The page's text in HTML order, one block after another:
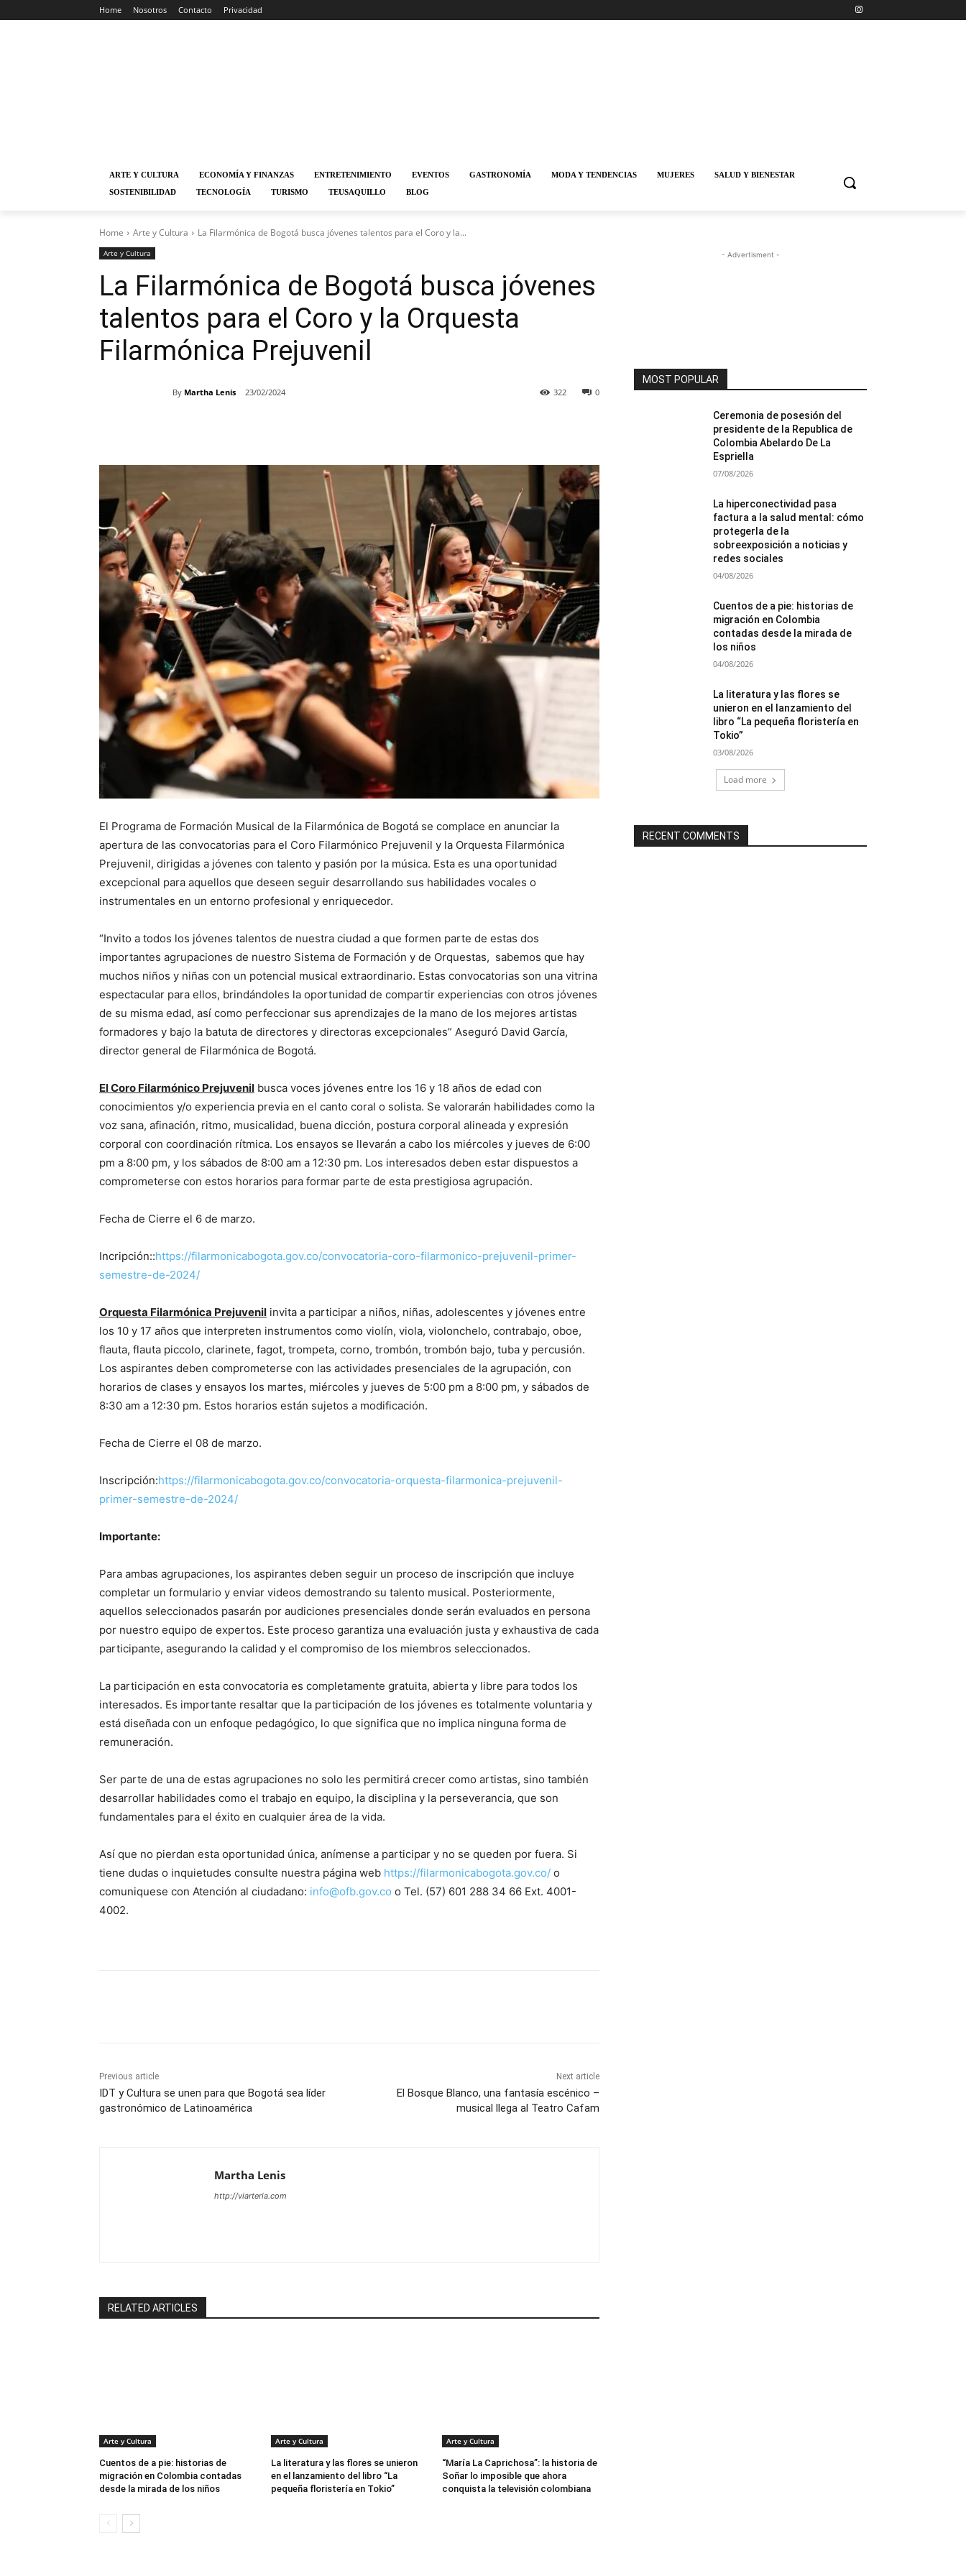
Home Nosotros Contacto Privacidad
ARTE Y CULTURA ECONOMÍA Y FINANZAS ENTRETENIMIENTO EVENTOS GASTRONOMÍA MODA Y TENDENCIAS MUJERES
SALUD Y BIENESTAR
SOSTENIBILIDAD
TECNOLOGÍA TURISMO TEUSAQUILLO BLOG
Home Arte y Cultura La Filarmónica de Bogotá busca jóvenes talentos para el Coro y la...
Arte y Cultura
La Filarmónica de Bogotá busca jóvenes
talentos para el Coro y la Orquesta
Filarmónica Prejuvenil
By Martha Lenis 23/02/2024 0
322
El Programa de Formación Musical de la Filarmónica de Bogotá se complace en anunciar la
apertura de las convocatorias para el Coro Filarmónico Prejuvenil y la Orquesta Filarmónica
Prejuvenil, dirigidas a jóvenes con talento y pasión por la música. Esta es una oportunidad
excepcional para aquellos que deseen seguir desarrollando sus habilidades vocales o
instrumentales en un entorno profesional y enriquecedor.
“Invito a todos los jóvenes talentos de nuestra ciudad a que formen parte de estas dos
importantes agrupaciones de nuestro Sistema de Formación y de Orquestas, sabemos que hay
muchos niños y niñas con un potencial musical extraordinario. Estas convocatorias son una vitrina
espectacular para ellos, brindándoles la oportunidad de compartir experiencias con otros jóvenes
de su misma edad, así como perfeccionar sus aprendizajes de la mano de los mejores artistas
formadores y bajo la batuta de directores y directoras excepcionales” Aseguró David García,
director general de Filarmónica de Bogotá.
El Coro Filarmónico Prejuvenil busca voces jóvenes entre los 16 y 18 años de edad con
conocimientos y/o experiencia previa en el canto coral o solista. Se valorarán habilidades como la
voz sana, afinación, ritmo, musicalidad, buena dicción, postura corporal alineada y expresión
corporal con coordinación rítmica. Los ensayos se llevarán a cabo los miércoles y jueves de 6:00
pm a 8:00 pm, y los sábados de 8:00 am a 12:30 pm. Los interesados deben estar dispuestos a
comprometerse con estos horarios para formar parte de esta prestigiosa agrupación.
Fecha de Cierre el 6 de marzo.
Incripción::https://filarmonicabogota.gov.co/convocatoria-coro-filarmonico-prejuvenil-primer-
semestre-de-2024/
Orquesta Filarmónica Prejuvenil invita a participar a niños, niñas, adolescentes y jóvenes entre
los 10 y 17 años que interpreten instrumentos como violín, viola, violonchelo, contrabajo, oboe,
flauta, flauta piccolo, clarinete, fagot, trompeta, corno, trombón, trombón bajo, tuba y percusión.
Los aspirantes deben comprometerse con las actividades presenciales de la agrupación, con
horarios de clases y ensayos los martes, miércoles y jueves de 5:00 pm a 8:00 pm, y sábados de
8:30 am a 12:30 pm. Estos horarios están sujetos a modificación.
Fecha de Cierre el 08 de marzo.
Inscripción:https://filarmonicabogota.gov.co/convocatoria-orquesta-filarmonica-prejuvenil-
primer-semestre-de-2024/
Importante:
Para ambas agrupaciones, los aspirantes deben seguir un proceso de inscripción que incluye
completar un formulario y enviar videos demostrando su talento musical. Posteriormente,
aquellos seleccionados pasarán por audiciones presenciales donde serán evaluados en persona
por nuestro equipo de expertos. Este proceso garantiza una evaluación justa y exhaustiva de cada
participante, asegurando la calidad y el compromiso de los miembros seleccionados.
La participación en esta convocatoria es completamente gratuita, abierta y libre para todos los
interesados. Es importante resaltar que la participación de los jóvenes es totalmente voluntaria y
está diseñada con un enfoque pedagógico, lo que significa que no implica ninguna forma de
remuneración.
Ser parte de una de estas agrupaciones no solo les permitirá crecer como artistas, sino también
desarrollar habilidades como el trabajo en equipo, la disciplina y la perseverancia, que son
fundamentales para el éxito en cualquier área de la vida.
Así que no pierdan esta oportunidad única, anímense a participar y no se queden por fuera. Si
tiene dudas o inquietudes consulte nuestra página web https://filarmonicabogota.gov.co/ o
comuniquese con Atención al ciudadano: info@ofb.gov.co o Tel. (57) 601 288 34 66 Ext. 4001-
4002.
Previous article
IDT y Cultura se unen para que Bogotá sea líder
gastronómico de Latinoamérica
Next article
El Bosque Blanco, una fantasía escénico –
musical llega al Teatro Cafam
Martha Lenis
http://viarteria.com
RELATED ARTICLES
Arte y Cultura
Cuentos de a pie: historias de
migración en Colombia contadas
desde la mirada de los niños
Arte y Cultura
La literatura y las flores se unieron
en el lanzamiento del libro “La
pequeña floristería en Tokio”
Arte y Cultura
“María La Caprichosa”: la historia de
Soñar lo imposible que ahora
conquista la televisión colombiana
- Advertisment -
MOST POPULAR
Ceremonia de posesión del
presidente de la Republica de
Colombia Abelardo De La
Espriella
07/08/2026
La hiperconectividad pasa
factura a la salud mental: cómo
protegerla de la
sobreexposición a noticias y
redes sociales
04/08/2026
Cuentos de a pie: historias de
migración en Colombia
contadas desde la mirada de
los niños
04/08/2026
La literatura y las flores se
unieron en el lanzamiento del
libro “La pequeña floristería en
Tokio”
03/08/2026
Load more
RECENT COMMENTS